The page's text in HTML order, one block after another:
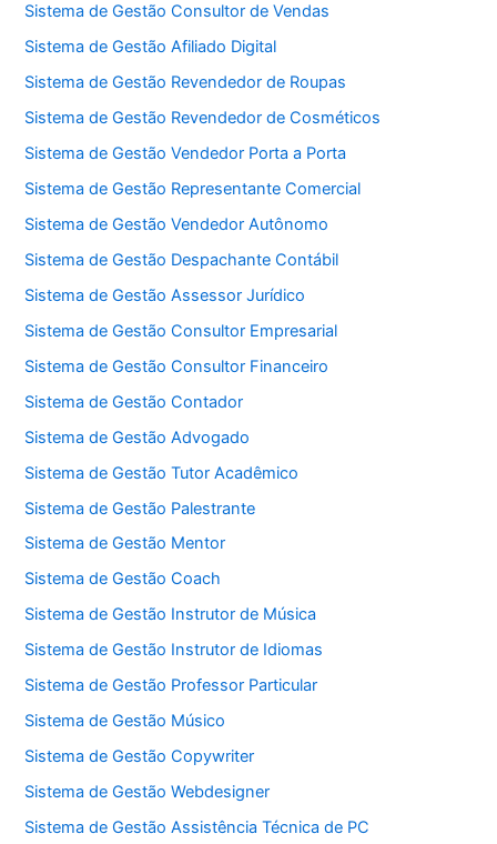
Sistema de Gestão Consultor de Vendas
Sistema de Gestão Afiliado Digital
Sistema de Gestão Revendedor de Roupas
Sistema de Gestão Revendedor de Cosméticos
Sistema de Gestão Vendedor Porta a Porta
Sistema de Gestão Representante Comercial
Sistema de Gestão Vendedor Autônomo
Sistema de Gestão Despachante Contábil
Sistema de Gestão Assessor Jurídico
Sistema de Gestão Consultor Empresarial
Sistema de Gestão Consultor Financeiro
Sistema de Gestão Contador
Sistema de Gestão Advogado
Sistema de Gestão Tutor Acadêmico
Sistema de Gestão Palestrante
Sistema de Gestão Mentor
Sistema de Gestão Coach
Sistema de Gestão Instrutor de Música
Sistema de Gestão Instrutor de Idiomas
Sistema de Gestão Professor Particular
Sistema de Gestão Músico
Sistema de Gestão Copywriter
Sistema de Gestão Webdesigner
Sistema de Gestão Assistência Técnica de PC